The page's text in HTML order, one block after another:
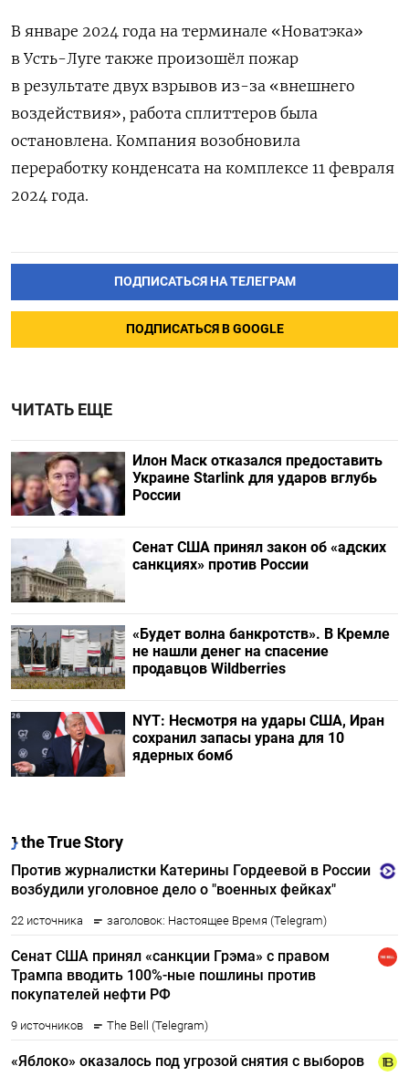
В январе 2024 года на терминале «Новатэка»
в Усть-Луге также произошёл пожар
в результате двух взрывов из-за «внешнего
воздействия», работа сплиттеров была
остановлена. Компания возобновила
переработку конденсата на комплексе 11 февраля
2024 года.
ПОДПИСАТЬСЯ НА ТЕЛЕГРАМ
ПОДПИСАТЬСЯ В GOOGLE
ЧИТАТЬ ЕЩЕ
Илон Маск отказался предоставить
Украине Starlink для ударов вглубь
России
Сенат США принял закон об «адских
санкциях» против России
«Будет волна банкротств». В Кремле
не нашли денег на спасение
продавцов Wildberries
NYT: Несмотря на удары США, Иран
сохранил запасы урана для 10
ядерных бомб